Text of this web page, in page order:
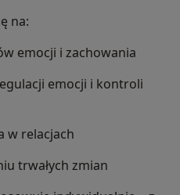
na:
emocji i zachowania
emocji i kontroli
w relacjach
trwałych zmian